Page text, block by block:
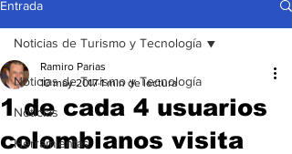
Entrada
Noticias de Turismo y Tecnología
Noticias
Herramientas
Noticias de Turismo y Tecnología
1 de cada 4 usuarios
colombianos visita
Ramiro Parias
10 may 2017 1 min de lectura